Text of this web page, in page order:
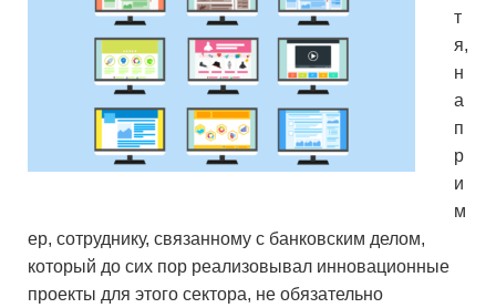
т
я,
н
а
п
р
и
м
ер, сотруднику, связанному с банковским делом,
который до сих пор реализовывал инновационные
проекты для этого сектора, не обязательно